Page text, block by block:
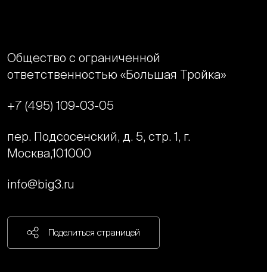
Общество с ограниченной
ответственностью «Большая Тройка»
+7 (495) 109-03-05
пер. Подсосенский, д. 5, стр. 1, г.
Москва,101000
info@big3.ru
Поделиться страницей